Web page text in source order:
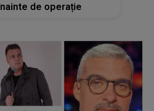
de operație